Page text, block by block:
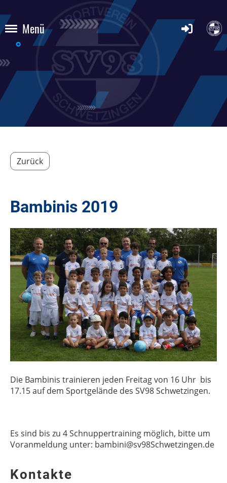
Menü
Zurück
Bambinis 2019
Die Bambinis trainieren jeden Freitag von 16 Uhr bis
17.15 auf dem Sportgelände des SV98 Schwetzingen.
Es sind bis zu 4 Schnuppertraining möglich, bitte um
Voranmeldung unter: bambini@sv98Schwetzingen.de
Kontakte